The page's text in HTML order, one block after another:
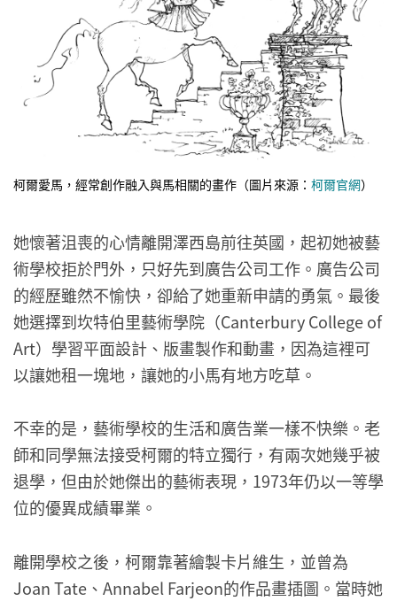
柯爾愛馬，經常創作融入與馬相關的畫作（圖片來源： 柯爾官網）
她懷著沮喪的心情離開澤西島前往英國，起初她被藝
術學校拒於門外，只好先到廣告公司工作。廣告公司
的經歷雖然不愉快，卻給了她重新申請的勇氣。最後
她選擇到坎特伯里藝術學院（Canterbury College of
Art）學習平面設計、版畫製作和動畫，因為這裡可
以讓她租一塊地，讓她的小馬有地方吃草。
不幸的是，藝術學校的生活和廣告業一樣不快樂。老
師和同學無法接受柯爾的特立獨行，有兩次她幾乎被
退學，但由於她傑出的藝術表現，1973年仍以一等學
位的優異成績畢業。
離開學校之後，柯爾靠著繪製卡片維生，並曾為
Joan Tate、Annabel Farjeon的作品畫插圖。當時她